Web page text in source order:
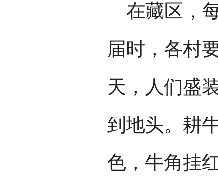
在藏区，
届时，各村
天，人们盛
到地头。耕
色，牛角挂